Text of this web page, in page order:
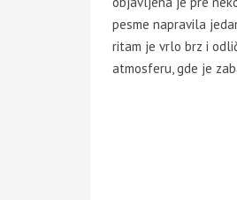
pesme napravila
ritam je vrlo brz i
atmosferu, gde je